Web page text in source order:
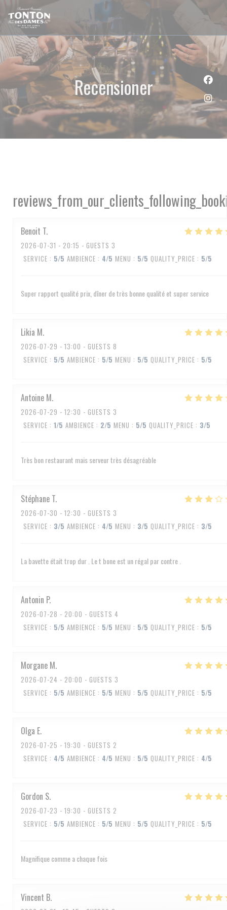
Cookie- hanteringspanel
Recensioner
Benoit T
2026-07-31 - 20:15 - GUESTS 3
SERVICE : 5/5 AMBIENCE : 4/5 MENU : 5/5 QUALITY_PRICE : 5/5
Super rapport qualité prix, dîner de très bonne qualité et super service
Likia M
2026-07-29 - 13:00 - GUESTS 8
SERVICE : 5/5 AMBIENCE : 5/5 MENU : 5/5 QUALITY_PRICE : 5/5
Antoine M
2026-07-29 - 12:30 - GUESTS 3
SERVICE : 1/5 AMBIENCE : 2/5 MENU : 5/5 QUALITY_PRICE : 3/5
Très bon restaurant mais serveur très désagréable
Stéphane T
2026-07-30 - 12:30 - GUESTS 3
SERVICE : 3/5 AMBIENCE : 4/5 MENU : 3/5 QUALITY_PRICE : 3/5
La bavette était trop dur . Le t bone est un régal par contre .
Antonin P
2026-07-28 - 20:00 - GUESTS 4
SERVICE : 5/5 AMBIENCE : 5/5 MENU : 5/5 QUALITY_PRICE : 5/5
Morgane M
2026-07-24 - 20:00 - GUESTS 3
SERVICE : 5/5 AMBIENCE : 5/5 MENU : 5/5 QUALITY_PRICE : 5/5
Olga E
2026-07-25 - 19:30 - GUESTS 2
SERVICE : 4/5 AMBIENCE : 4/5 MENU : 5/5 QUALITY_PRICE : 4/5
Gordon S
2026-07-23 - 19:30 - GUESTS 2
SERVICE : 5/5 AMBIENCE : 5/5 MENU : 5/5 QUALITY_PRICE : 5/5
Magnifique comme a chaque fois
Vincent B